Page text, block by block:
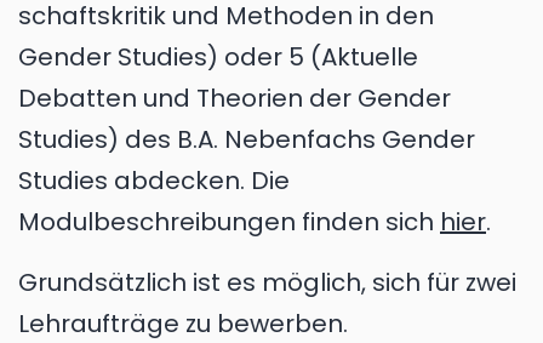
schafts­kritik und Methoden in den
Gender Studies) oder 5 (Aktuelle
Debatten und Theorien der Gender
Studies) des B.A. Nebenfachs Gender
Studies abdecken. Die
Modulbeschreibungen finden sich hier.
Grundsätzlich ist es möglich, sich für zwei
Lehraufträge zu bewerben.